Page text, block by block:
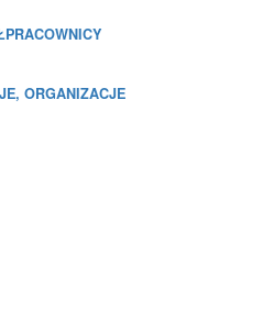
ORGANIZACJE